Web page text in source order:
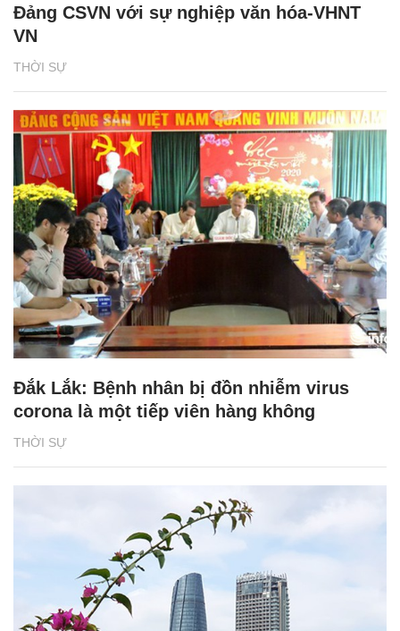
THỜI SỰ
Đảng CSVN với sự nghiệp văn hóa-VHNT
VN
THỜI SỰ
Đắk Lắk: Bệnh nhân bị đồn nhiễm virus
corona là một tiếp viên hàng không